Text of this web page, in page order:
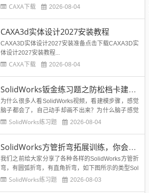
工具，兼顾直接编辑与参数化建模。版本优化大装配
固件、交叉曲线、曲面曲率测量等功能，渲染与装...
CAXA下载 2026-08-04
CAXA3d实体设计2027安装教程
CAXA3D实体设计2027安装准备点击下载CAXA3D实
体设计2027安装教程...
CAXA下载 2026-08-04
SolidWorks钣金练习题之防松档卡建模，钣金命令综合练习
为什么很多人看SolidWorks视频，看建模步骤，感觉
脑子都会了，自己动手却画不出来？为什么脑子感觉
这个图不难，却不知道如何下手？你是否也有这种问
以SolidWorks练习一定要坚持做，熟能生巧，熟能生
出更多...
SolidWorks练习题 2026-08-04
SolidWorks方管折弯拓展训练，你会了吗？
我们之前给大家分享了各种各样的SolidWorks方管折
弯，有圆弧折弯，有直角折弯，如下图所示的类型Sol
idWorks方管折弯案例汇总：...
SolidWorks练习题 2026-08-03